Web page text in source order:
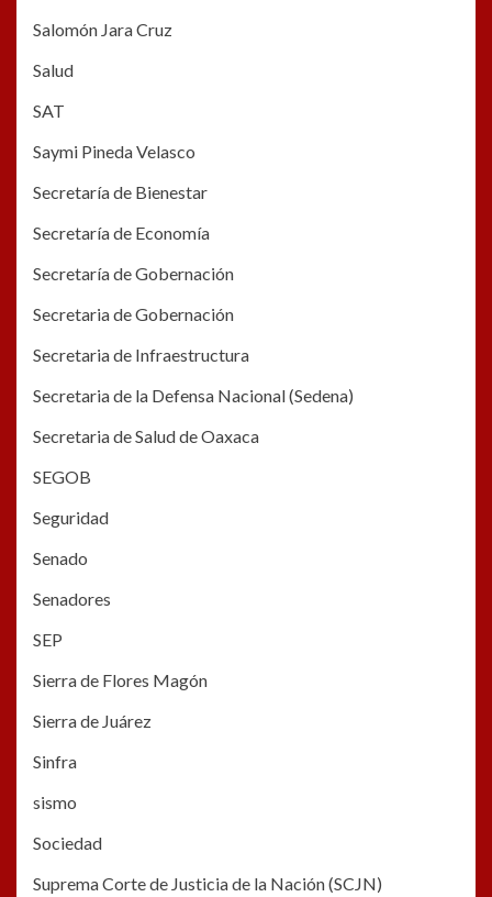
Salomón Jara Cruz
Salud
SAT
Saymi Pineda Velasco
Secretaría de Bienestar
Secretaría de Economía
Secretaría de Gobernación
Secretaria de Gobernación
Secretaria de Infraestructura
Secretaria de la Defensa Nacional (Sedena)
Secretaria de Salud de Oaxaca
SEGOB
Seguridad
Senado
Senadores
SEP
Sierra de Flores Magón
Sierra de Juárez
Sinfra
sismo
Sociedad
Suprema Corte de Justicia de la Nación (SCJN)